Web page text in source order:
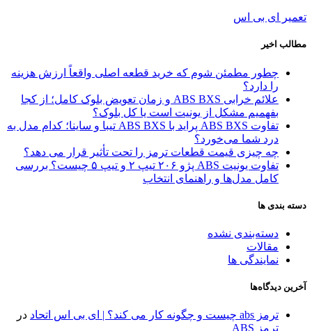
تعمیر ای بی اس
مطالب اخیر
چطور مطمئن شوم که خرید قطعه اصلی واقعاً ارزش هزینه
را دارد؟
علائم خرابی ABS BXS و زمان تعویض بلوک کامل؛ از کجا
بفهمیم مشکل از یونیت است یا کل بلوک؟
تفاوت ABS BXS پراید با ABS BXS تیبا و ساینا؛ کدام مدل به
درد شما می‌خورد؟
چه چیزی قیمت قطعات ترمز را تحت تأثیر قرار می دهد؟
تفاوت یونیت ABS پژو ۲۰۶ تیپ ۲ و تیپ ۵ چیست؟ بررسی
کامل مدل‌ها و راهنمای انتخاب
دسته بندی ها
دسته‌بندی نشده
مقالات
نمایندگی ها
آخرین دیدگاه‌ها
ترمز abs چیست و چگونه کار می کند؟ | ای بی اس اتحاد
در
ترمز ABS